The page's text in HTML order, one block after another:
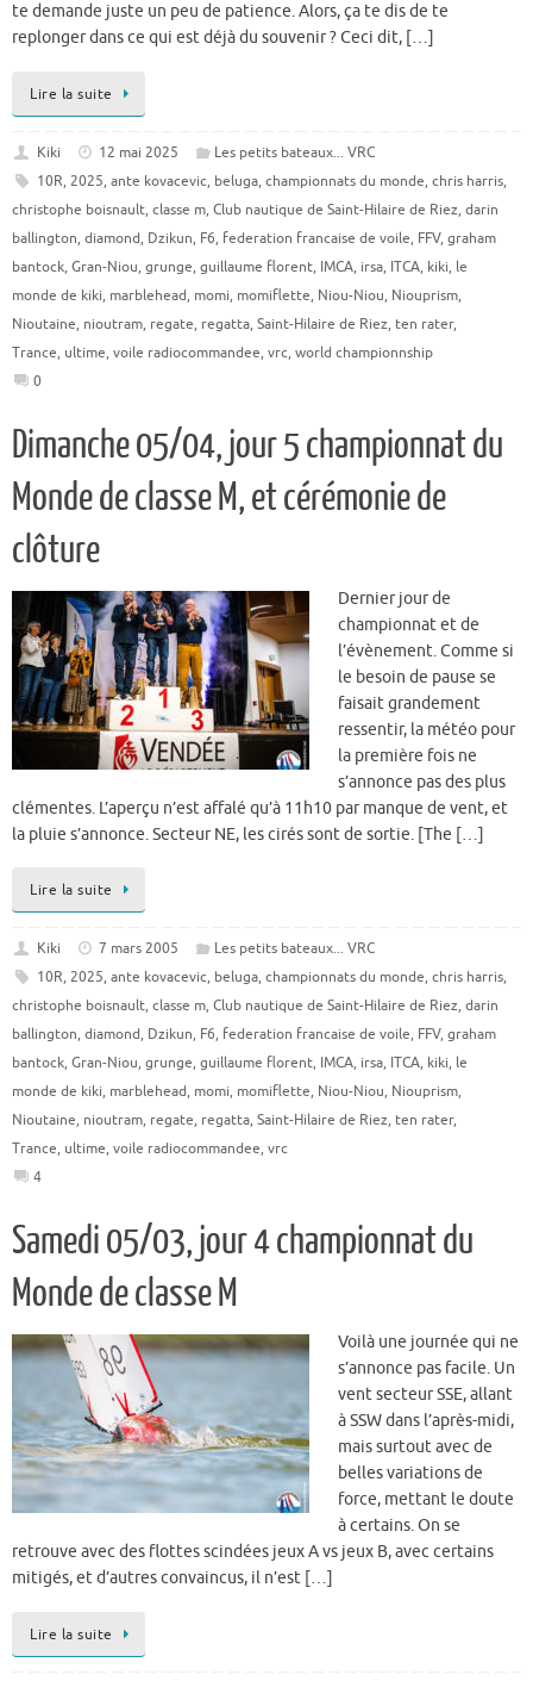
te demande juste un peu de patience. Alors, ça te dis de te
replonger dans ce qui est déjà du souvenir ? Ceci dit, […]
Lire la suite
Kiki 12 mai 2025
Les petits bateaux... VRC
10R, 2025, ante kovacevic, beluga, championnats du monde, chris harris,
christophe boisnault, classe m, Club nautique de Saint-Hilaire de Riez, darin
ballington, diamond, Dzikun, F6, federation francaise de voile, FFV, graham
bantock, Gran-Niou, grunge, guillaume florent, IMCA, irsa, ITCA, kiki, le
monde de kiki, marblehead, momi, momiflette, Niou-Niou, Niouprism,
Nioutaine, nioutram, regate, regatta, Saint-Hilaire de Riez, ten rater,
Trance, ultime, voile radiocommandee, vrc, world championnship
0
Dimanche 05/04, jour 5 championnat du
Monde de classe M, et cérémonie de
clôture
Dernier jour de
championnat et de
l’évènement. Comme si
le besoin de pause se
faisait grandement
ressentir, la météo pour
la première fois ne
s’annonce pas des plus
clémentes. L’aperçu n’est affalé qu’à 11h10 par manque de vent, et
la pluie s’annonce. Secteur NE, les cirés sont de sortie. [The […]
Lire la suite
Kiki 7 mars 2005
Les petits bateaux... VRC
10R, 2025, ante kovacevic, beluga, championnats du monde, chris harris,
christophe boisnault, classe m, Club nautique de Saint-Hilaire de Riez, darin
ballington, diamond, Dzikun, F6, federation francaise de voile, FFV, graham
bantock, Gran-Niou, grunge, guillaume florent, IMCA, irsa, ITCA, kiki, le
monde de kiki, marblehead, momi, momiflette, Niou-Niou, Niouprism,
Nioutaine, nioutram, regate, regatta, Saint-Hilaire de Riez, ten rater,
Trance, ultime, voile radiocommandee, vrc
4
Samedi 05/03, jour 4 championnat du
Monde de classe M
Voilà une journée qui ne
s’annonce pas facile. Un
vent secteur SSE, allant
à SSW dans l’après-midi,
mais surtout avec de
belles variations de
force, mettant le doute
à certains. On se
retrouve avec des flottes scindées jeux A vs jeux B, avec certains
mitigés, et d’autres convaincus, il n’est […]
Lire la suite